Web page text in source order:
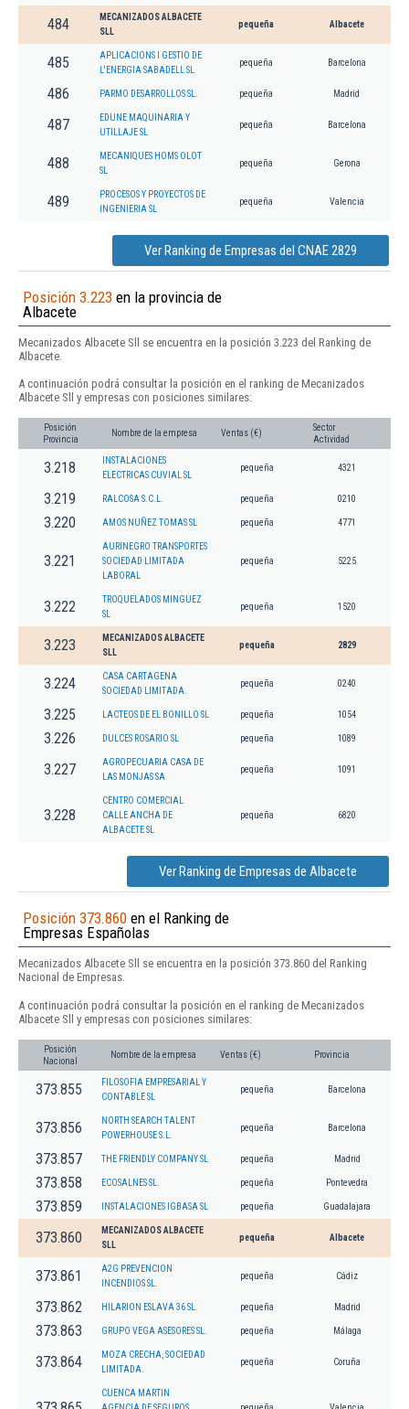
484
MECANIZADOS ALBACETE
SLL
pequeña Albacete
485
APLICACIONS I GESTIO DE
L'ENERGIA SABADELL SL
pequeña Barcelona
486 PARMO DESARROLLOS SL. pequeña Madrid
487
EDUNE MAQUINARIA Y
UTILLAJE SL
pequeña Barcelona
488
MECANIQUES HOMS OLOT
SL
pequeña Gerona
489
PROCESOS Y PROYECTOS DE
INGENIERIA SL
pequeña Valencia
Ver Ranking de Empresas del CNAE 2829
Posición 3.223 en la provincia de
Albacete
Mecanizados Albacete Sll se encuentra en la posición 3.223 del Ranking de
Albacete.
A continuación podrá consultar la posición en el ranking de Mecanizados
Albacete Sll y empresas con posiciones similares:
Posición
Provincia
Nombre de la empresa Ventas (€)
Sector
Actividad
3.218
INSTALACIONES
ELECTRICAS CUVIAL SL
pequeña 4321
3.219 RALCOSA S.C.L. pequeña 0210
3.220 AMOS NUÑEZ TOMAS SL pequeña 4771
3.221
AURINEGRO TRANSPORTES
SOCIEDAD LIMITADA
LABORAL
pequeña 5225
3.222
TROQUELADOS MINGUEZ
SL
pequeña 1520
3.223
MECANIZADOS ALBACETE
SLL
pequeña 2829
3.224
CASA CARTAGENA
SOCIEDAD LIMITADA.
pequeña 0240
3.225 LACTEOS DE EL BONILLO SL pequeña 1054
3.226 DULCES ROSARIO SL pequeña 1089
3.227
AGROPECUARIA CASA DE
LAS MONJAS SA
pequeña 1091
3.228
CENTRO COMERCIAL
CALLE ANCHA DE
ALBACETE SL
pequeña 6820
Ver Ranking de Empresas de Albacete
Posición 373.860 en el Ranking de
Empresas Españolas
Mecanizados Albacete Sll se encuentra en la posición 373.860 del Ranking
Nacional de Empresas.
A continuación podrá consultar la posición en el ranking de Mecanizados
Albacete Sll y empresas con posiciones similares:
Posición
Nacional
Nombre de la empresa Ventas (€) Provincia
373.855
FILOSOFIA EMPRESARIAL Y
CONTABLE SL
pequeña Barcelona
373.856
NORTH SEARCH TALENT
POWERHOUSE S.L.
pequeña Barcelona
373.857 THE FRIENDLY COMPANY SL pequeña Madrid
373.858 ECOSALNES SL. pequeña Pontevedra
373.859 INSTALACIONES IGBASA SL pequeña Guadalajara
373.860
MECANIZADOS ALBACETE
SLL
pequeña Albacete
373.861
A2G PREVENCION
INCENDIOS SL.
pequeña Cádiz
373.862 HILARION ESLAVA 36 SL. pequeña Madrid
373.863 GRUPO VEGA ASESORES SL. pequeña Málaga
373.864
MOZA CRECHA, SOCIEDAD
LIMITADA.
pequeña Coruña
CUENCA MARTIN